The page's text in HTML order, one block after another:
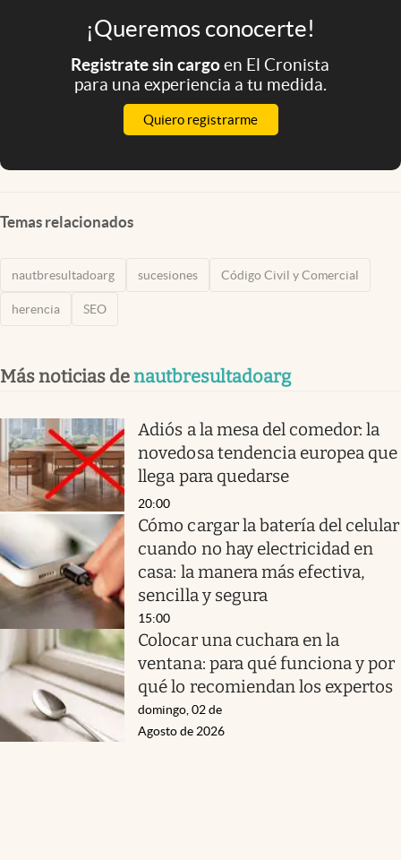
¡Queremos conocerte!
Registrate sin cargoen El Cronista
para una experiencia a tu medida.
Quiero registrarme
Temas relacionados
nautbresultadoarg sucesiones Código Civil y Comercial
herencia SEO
Más noticias denautbresultadoarg
Adiós a la mesa del comedor: la
novedosa tendencia europea que
llega para quedarse
20:00
Cómo cargar la batería del celular
cuando no hay electricidad en
casa: la manera más efectiva,
sencilla y segura
15:00
Colocar una cuchara en la
ventana: para qué funciona y por
qué lo recomiendan los expertos
domingo, 02 de
Agosto de 2026